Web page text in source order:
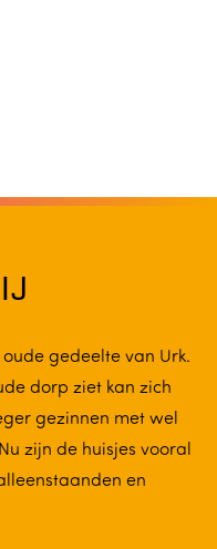
gedeelte van Urk.
dorp ziet kan zich
gezinnen met wel
zijn de huisjes vooral
en